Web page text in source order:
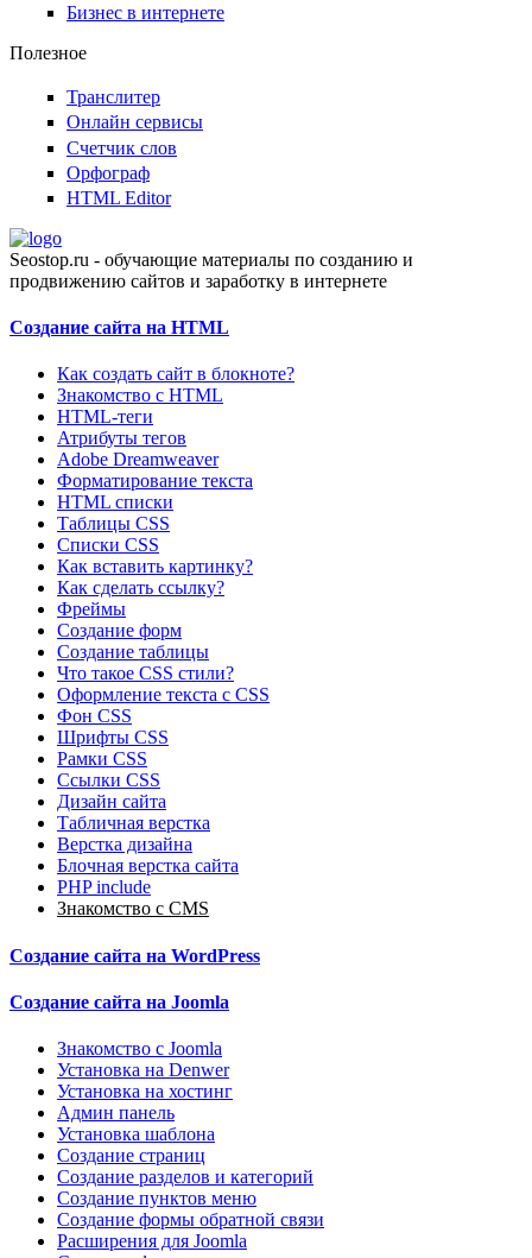
Бизнес в интернете
Полезное
Транслитер
Онлайн сервисы
Счетчик слов
Орфограф
HTML Editor
Seostop.ru - обучающие материалы по созданию и
продвижению сайтов и заработку в интернете
Создание сайта на HTML
Как создать сайт в блокноте?
Знакомство с HTML
HTML-теги
Атрибуты тегов
Adobe Dreamweaver
Форматирование текста
HTML списки
Таблицы CSS
Списки CSS
Как вставить картинку?
Как сделать ссылку?
Фреймы
Создание форм
Cоздание таблицы
Что такое CSS стили?
Оформление текста с CSS
Фон CSS
Шрифты CSS
Рамки CSS
Ссылки CSS
Дизайн сайта
Табличная верстка
Верстка дизайна
Блочная верстка сайта
PHP include
Знакомство с CMS
Создание сайта на WordPress
Создание сайта на Joomla
Знакомство с Joomla
Установка на Denwer
Установка на хостинг
Админ панель
Установка шаблона
Создание страниц
Создание разделов и категорий
Создание пунктов меню
Создание формы обратной связи
Расширения для Joomla